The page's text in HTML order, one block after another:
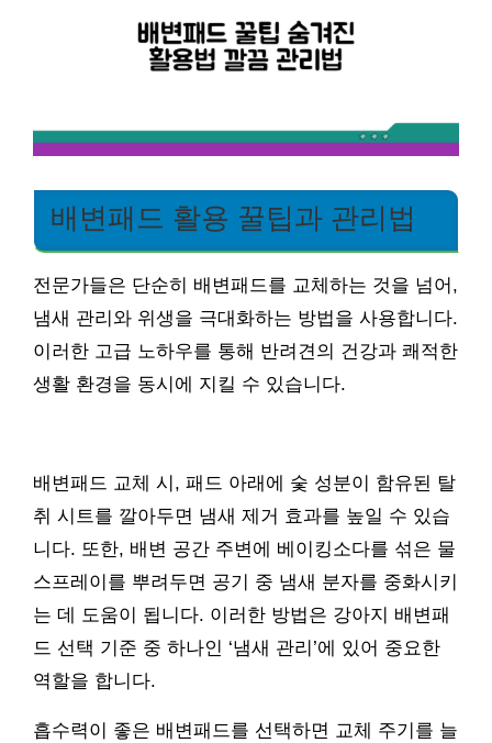
배변패드 활용 꿀팁과 관리법
전문가들은 단순히 배변패드를 교체하는 것을 넘어,
냄새 관리와 위생을 극대화하는 방법을 사용합니다.
이러한 고급 노하우를 통해 반려견의 건강과 쾌적한
생활 환경을 동시에 지킬 수 있습니다.
배변패드 교체 시, 패드 아래에 숯 성분이 함유된 탈
취 시트를 깔아두면 냄새 제거 효과를 높일 수 있습
니다. 또한, 배변 공간 주변에 베이킹소다를 섞은 물
스프레이를 뿌려두면 공기 중 냄새 분자를 중화시키
는 데 도움이 됩니다. 이러한 방법은 강아지 배변패
드 선택 기준 중 하나인 ‘냄새 관리’에 있어 중요한
역할을 합니다.
흡수력이 좋은 배변패드를 선택하면 교체 주기를 늘